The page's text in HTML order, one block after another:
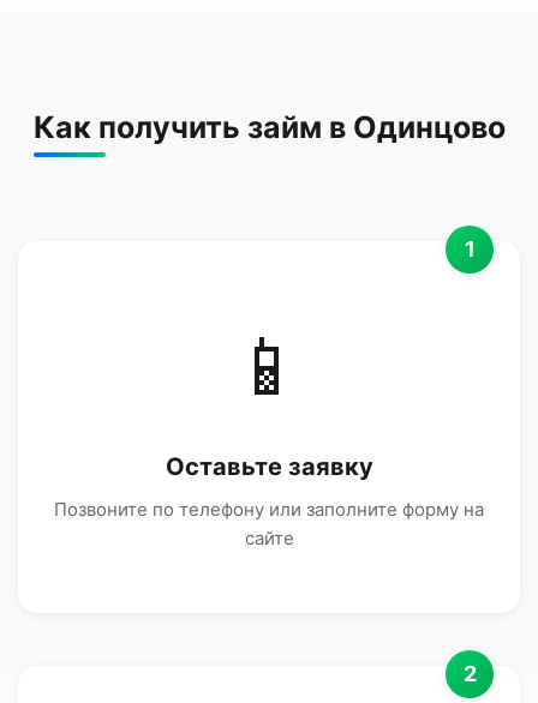
Как получить займ в Одинцово
1
📱
Оставьте заявку
Позвоните по телефону или заполните форму на
сайте
2